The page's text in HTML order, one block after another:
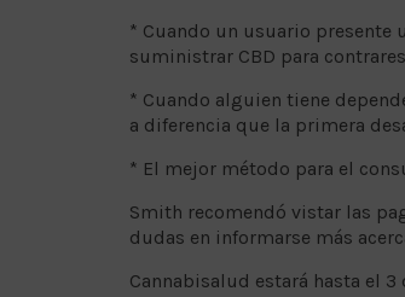
* Cuando un usuario presente
suministrar CBD para
* Cuando alguien tiene
a diferencia que la primera
* El mejor método para el
Smith recomendó vistar las
dudas en informarse más
Cannabisalud estará hasta el